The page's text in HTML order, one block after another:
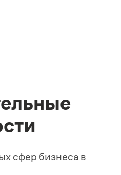
сфер бизнеса в